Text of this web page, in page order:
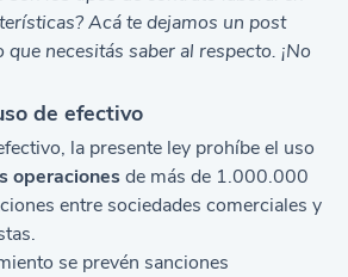
? Acá te dejamos un post
necesitás saber al respecto. ¡No
de efectivo
la presente ley prohíbe el uso
operacionesde más de 1.000.000
entre sociedades comerciales y
se prevén sanciones